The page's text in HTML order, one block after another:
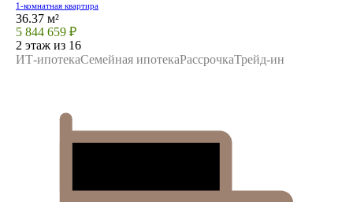
1-комнатная квартира
36.37 м²
5 844 659 ₽
2 этаж из 16
ИТ-ипотекаСемейная ипотекаРассрочкаТрейд-ин